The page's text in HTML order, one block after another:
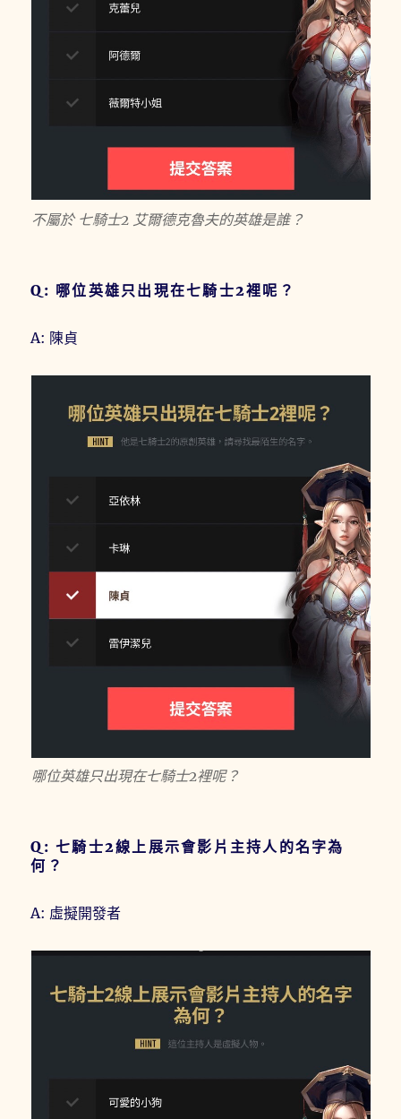
不屬於 七騎士2 艾爾德克魯夫的英雄是誰？
Q: 哪位英雄只出現在七騎士2裡呢？
A: 陳貞
哪位英雄只出現在七騎士2裡呢？
Q: 七騎士2線上展示會影片主持人的名字為
何？
A: 虛擬開發者